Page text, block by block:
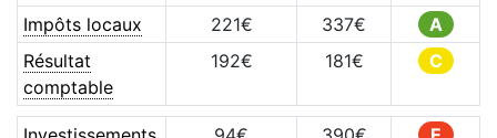
Impôts locaux 221€ 337€
A
Résultat
comptable
192€ 181€ C